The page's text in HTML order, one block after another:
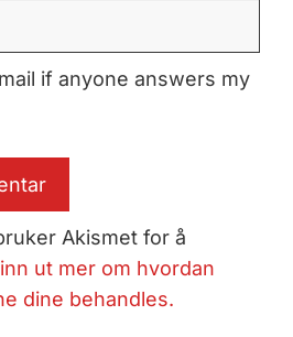
if anyone answers my
Akismet for å
ut mer om hvordan
dine behandles.